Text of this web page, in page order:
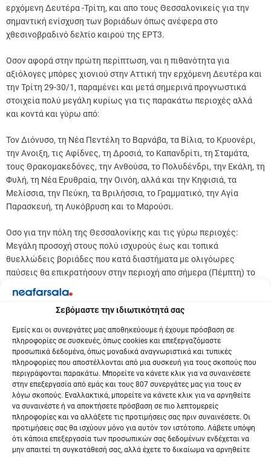
Σεβόμαστε την ιδιωτικότητά σας
Εμείς και οι συνεργάτες μας αποθηκεύουμε ή έχουμε πρόσβαση σε
πληροφορίες σε συσκευές, όπως cookies και επεξεργαζόμαστε
προσωπικά δεδομένα, όπως μοναδικά αναγνωριστικά και τυπικές
πληροφορίες που αποστέλλονται από μια συσκευή για τους σκοπούς που
περιγράφονται παρακάτω. Μπορείτε να κάνετε κλικ για να συναινέσετε
στην επεξεργασία από εμάς και τους 807 συνεργάτες μας για τους εν
λόγω σκοπούς. Εναλλακτικά, μπορείτε να κάνετε κλικ για να αρνηθείτε
να συναινέστε ή να αποκτήσετε πρόσβαση σε πιο λεπτομερείς
πληροφορίες και να αλλάξετε τις προτιμήσεις σας πριν συναινέσετε. Οι
προτιμήσεις σας θα ισχύουν μόνο για αυτόν τον ιστότοπο. Λάβετε υπόψη
ότι κάποια επεξεργασία των προσωπικών σας δεδομένων ενδέχεται να
μην απαιτεί τη συγκατάθεσή σας, αλλά έχετε το δικαίωμα να αρνηθείτε
ερχόμενη Δευτέρα -Τρίτη, και απο τους Θεσσαλονικείς για την
σημαντική ενίσχυση των βοριάδων όπως ανέφερα στο
χθεσινοβραδινό δελτίο καιρού της ΕΡΤ3.
Οσον αφορά στην πρώτη περίπτωση, ναι η πιθανότητα για
αξιόλογες μπόρες χιονιού στην Αττική την ερχόμενη Δευτέρα και
την Τρίτη 29-30/1, παραμένει και μετά σημερινά προγνωστικά
στοιχεία πολύ μεγάλη κυρίως για τις παρακάτω περιοχές αλλά
και κοντά και γύρω από:
Τον Διόνυσο, τη Νέα Πεντέλη το Βαρνάβα, τα Βίλια, το Κρυονέρι,
την Ανοιξη, τις Αφίδνες, τη Δροσιά, το Καπανδρίτι, τη Σταμάτα,
τους Θρακομακεδόνες, την Ανθούσα, το Πολυδένδρι, την Εκάλη, τη
Φυλή, τη Νέα Ερυθραία, την Οινόη, αλλά και την Κηφισιά, τα
Μελίσσια, την Πεύκη, τα Βριλήσσια, το Γραμματικό, την Αγία
Παρασκευή, τη Λυκόβρυση και το Μαρούσι.
Οσο για την πόλη της Θεσσαλονίκης και τις γύρω περιοχές:
Μεγάλη προσοχή στους πολύ ισχυρούς έως και τοπικά
θυελλώδεις βοριάδες που κατά διαστήματα με ολιγόωρες
παύσεις θα επικρατήσουν στην περιοχή απο σήμερα (Πέμπτη) το
παρκάρουμε αλλά και προσέχουμε τη διέλευση κάτω από μεγάλα
Τέλος, διαφαίνονται επιτέλους και για την Κρήτη μας απο
βδομάδα αξιόλογες βροχοπτώσεις και στα ορεινά χιονοπτώσεις».
Ο καιρός σήμερα, Παρασκευή 26 Ιανουαρίου:
Σε ολόκληρη τη χώρα αναμένονται καλές καιρικές συνθήκες.
Τοπικές νεφώσεις θα υπάρχουν κυρίως στη Θράκη και στο Νότιο
Αιγαίο. Τη νύχτα και νωρίς το πρωί στα κεντρικά και βόρεια
ηπειρωτικά θα εκδηλωθεί παγετός, ενώ η ορατότητα θα είναι
κατά τόπους περιορισμένη.